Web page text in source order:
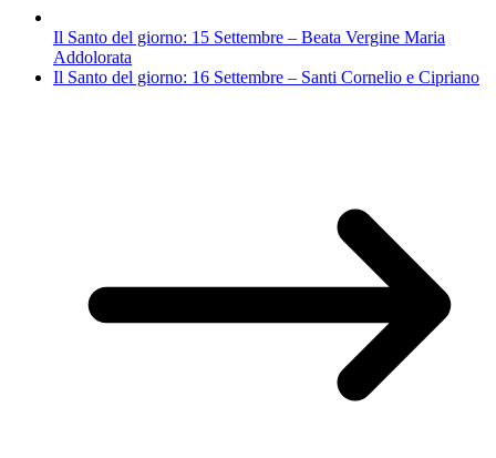
Il Santo del giorno: 15 Settembre – Beata Vergine Maria
Addolorata
Il Santo del giorno: 16 Settembre – Santi Cornelio e Cipriano